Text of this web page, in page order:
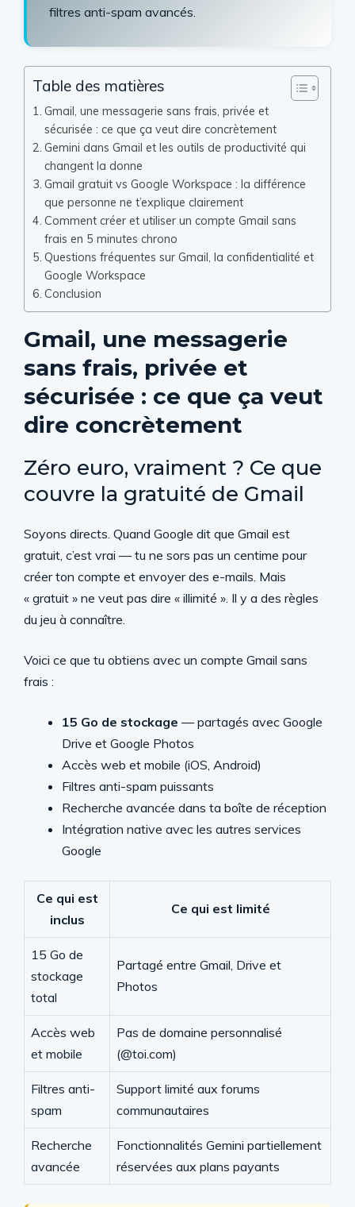
filtres anti-spam avancés.
Table des matières
Gmail, une messagerie sans frais, privée et
sécurisée : ce que ça veut dire concrètement
Gemini dans Gmail et les outils de productivité qui
changent la donne
Gmail gratuit vs Google Workspace : la différence
que personne ne t’explique clairement
Comment créer et utiliser un compte Gmail sans
frais en 5 minutes chrono
Questions fréquentes sur Gmail, la confidentialité et
Google Workspace
Conclusion
Gmail, une messagerie
sans frais, privée et
sécurisée : ce que ça veut
dire concrètement
Zéro euro, vraiment ? Ce que
couvre la gratuité de Gmail
Soyons directs. Quand Google dit que Gmail est
gratuit, c’est vrai — tu ne sors pas un centime pour
créer ton compte et envoyer des e-mails. Mais
« gratuit » ne veut pas dire « illimité ». Il y a des règles
du jeu à connaître.
Voici ce que tu obtiens avec un compte Gmail sans
frais :
15 Go de stockage — partagés avec Google
Drive et Google Photos
Accès web et mobile (iOS, Android)
Filtres anti-spam puissants
Recherche avancée dans ta boîte de réception
Intégration native avec les autres services
Google
Ce qui est
inclus
Ce qui est limité
15 Go de
stockage
total
Partagé entre Gmail, Drive et
Photos
Accès web
et mobile
Pas de domaine personnalisé
(@toi.com)
Filtres anti-
spam
Support limité aux forums
communautaires
Recherche
avancée
Fonctionnalités Gemini partiellement
réservées aux plans payants